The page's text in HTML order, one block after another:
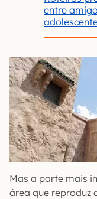
entre
Mas a parte mais
área que reproduz